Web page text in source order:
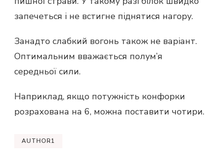
запечеться і не встигне піднятися нагору.
Занадто слабкий вогонь також не варіант.
Оптимальним вважається полум’я
середньої сили.
Наприклад, якщо потужність конфорки
розрахована на 6, можна поставити чотири.
AUTHOR1